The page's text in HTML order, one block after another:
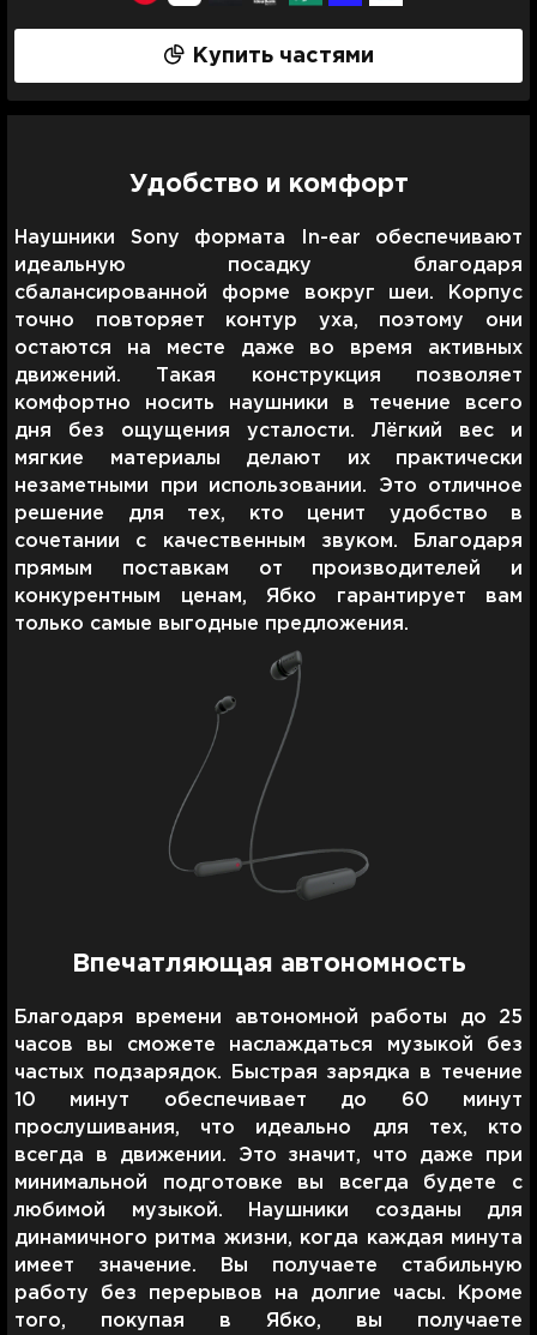
Купить частями
Удобство и комфорт
Наушники Sony формата In-ear обеспечивают
идеальную посадку благодаря
сбалансированной форме вокруг шеи. Корпус
точно повторяет контур уха, поэтому они
остаются на месте даже во время активных
движений. Такая конструкция позволяет
комфортно носить наушники в течение всего
дня без ощущения усталости. Лёгкий вес и
мягкие материалы делают их практически
незаметными при использовании. Это отличное
решение для тех, кто ценит удобство в
сочетании с качественным звуком. Благодаря
прямым поставкам от производителей и
конкурентным ценам, Ябко гарантирует вам
только самые выгодные предложения.
Впечатляющая автономность
Благодаря времени автономной работы до 25
часов вы сможете наслаждаться музыкой без
частых подзарядок. Быстрая зарядка в течение
10 минут обеспечивает до 60 минут
прослушивания, что идеально для тех, кто
всегда в движении. Это значит, что даже при
минимальной подготовке вы всегда будете с
любимой музыкой. Наушники созданы для
динамичного ритма жизни, когда каждая минута
имеет значение. Вы получаете стабильную
работу без перерывов на долгие часы. Кроме
того, покупая в Ябко, вы получаете